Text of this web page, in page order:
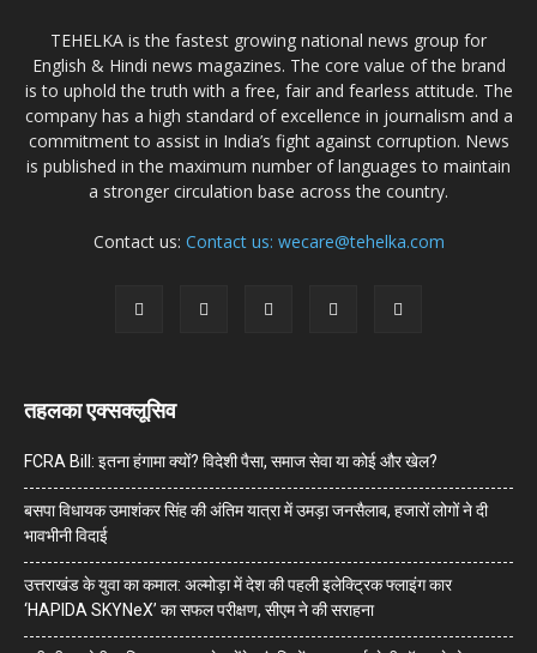
TEHELKA is the fastest growing national news group for
English & Hindi news magazines. The core value of the brand
is to uphold the truth with a free, fair and fearless attitude. The
company has a high standard of excellence in journalism and a
commitment to assist in India’s fight against corruption. News
is published in the maximum number of languages to maintain
a stronger circulation base across the country.
Contact us: Contact us: wecare@tehelka.com
तहलका एक्सक्लूसिव
FCRA Bill: इतना हंगामा क्यों? विदेशी पैसा, समाज सेवा या कोई और खेल?
बसपा विधायक उमाशंकर सिंह की अंतिम यात्रा में उमड़ा जनसैलाब, हजारों लोगों ने दी
भावभीनी विदाई
उत्तराखंड के युवा का कमाल: अल्मोड़ा में देश की पहली इलेक्ट्रिक फ्लाइंग कार
‘HAPIDA SKYNeX’ का सफल परीक्षण, सीएम ने की सराहना